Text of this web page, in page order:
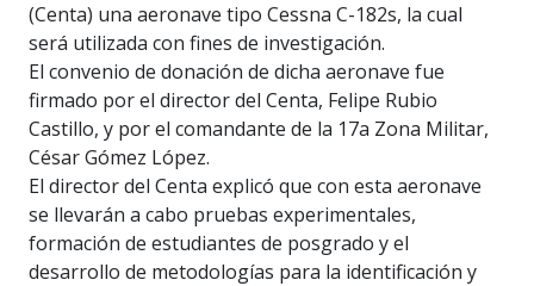
(Centa) una aeronave tipo Cessna C-182s, la cual
será utilizada con fines de investigación.
El convenio de donación de dicha aeronave fue
firmado por el director del Centa, Felipe Rubio
Castillo, y por el comandante de la 17a Zona Militar,
César Gómez López.
El director del Centa explicó que con esta aeronave
se llevarán a cabo pruebas experimentales,
formación de estudiantes de posgrado y el
desarrollo de metodologías para la identificación y